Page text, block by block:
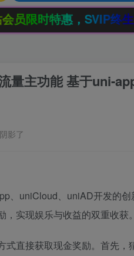
员只需99元
量主功能 基于uni-
影了
、uniCloud、uniAD开发的
实现娱乐与收益的双重收获。
式直接获取现金奖励。首先